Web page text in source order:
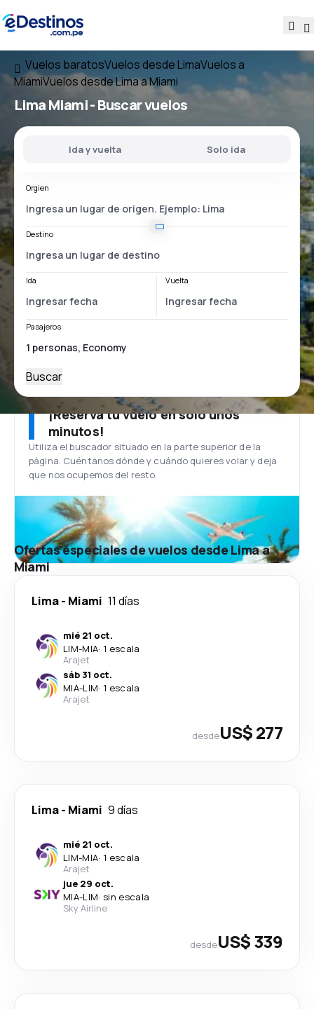
Vuelos baratosVuelos desde LimaVuelos a
MiamiVuelos desde Lima a Miami
Lima Miami- Buscar vuelos
Ida y vuelta Solo ida
Orgien
Destino
Ida Vuelta
Pasajeros
Buscar
¡Reserva tu vuelo en solo unos
minutos!
Utiliza el buscador situado en la parte superior de la
página. Cuéntanos dónde y cuándo quieres volar y deja
que nos ocupemos del resto.
Ofertas especiales de vuelos desde Lima a
Miami
Lima- Miami 11 días
mié 21 oct.
LIM-MIA· 1 escala
Arajet
sáb 31 oct.
MIA-LIM· 1 escala
Arajet
desdeUS$ 277
Lima- Miami 9 días
mié 21 oct.
LIM-MIA· 1 escala
Arajet
jue 29 oct.
MIA-LIM· sin escala
Sky Airline
desdeUS$ 339